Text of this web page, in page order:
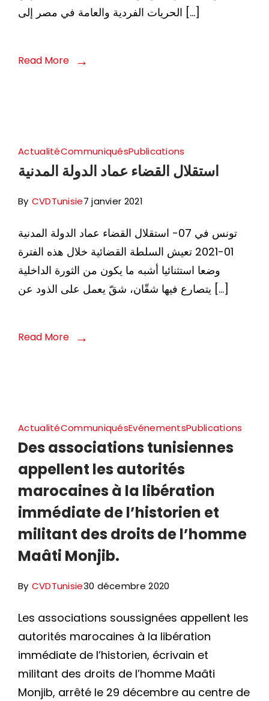
الحريات الفردية والعامة في مصر إلى […]
Read More
ActualitéCommuniquésPublications
By CVDTunisie7 janvier 2021
استقلال القضاء عماد الدولة المدنية‎ تونس في 07-
01-2021 تعيش السلطة القضائية خلال هذه الفترة
وضعا استثنائيا أشبه ما يكون من الثورة الداخلية
يتصارع فيها شقّان، شقّ يعمل على الذود عن […]
Read More
ActualitéCommuniquésEvénementsPublications
Des associations tunisiennes
appellent les autorités
marocaines à la libération
immédiate de l’historien et
militant des droits de l’homme
Maâti Monjib.
By CVDTunisie30 décembre 2020
Les associations soussignées appellent les
autorités marocaines à la libération
immédiate de l’historien, écrivain et
militant des droits de l’homme Maâti
Monjib, arrêté le 29 décembre au centre de